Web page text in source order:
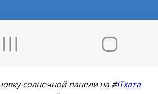
солнечной панели на #ITхата